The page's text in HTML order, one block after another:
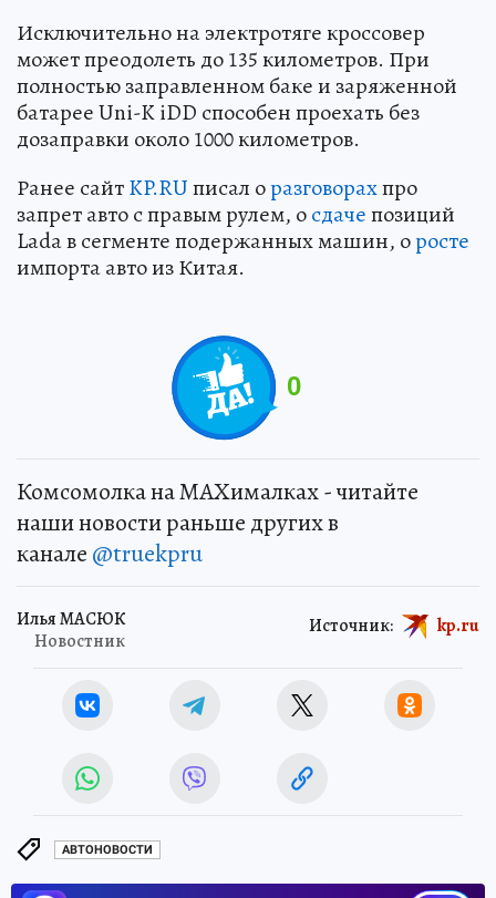
Исключительно на электротяге кроссовер
может преодолеть до 135 километров. При
полностью заправленном баке и заряженной
батарее Uni-K iDD способен проехать без
дозаправки около 1000 километров.
Ранее сайтKP.RUписал оразговорахпро
запрет авто с правым рулем, осдачепозиций
Lada в сегменте подержанных машин, оросте
импорта авто из Китая.
0
Комсомолка на MAXималках - читайте
наши новости раньше других в
канале @truekpru
Илья МАСЮК
Новостник
Источник: kp.ru
АВТОНОВОСТИ